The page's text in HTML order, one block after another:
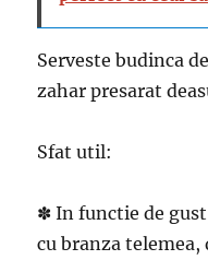
Serveste budinca
zahar presarat
Sfat util:
✽ In functie de
cu branza telemea,